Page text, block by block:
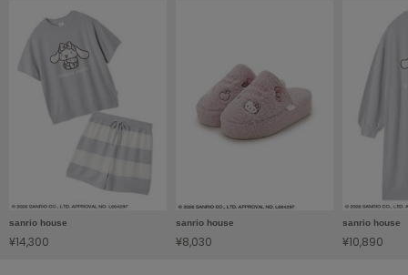
SALOMON
サロモン
sanrio house
サンリオハウス
SESAME STREET MARKET
セサミストリートマーケット
SHAKA
sanrio house
¥14,300
sanrio house
¥8,030
sanrio house
¥10,890